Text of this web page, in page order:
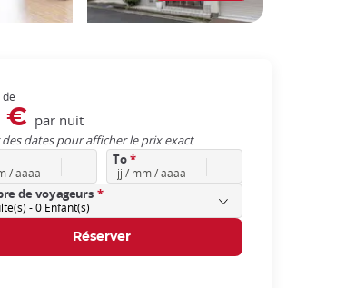
€ par nuit
des dates pour afficher le prix exact
To*
-0 Enfant(s)
de voyageurs *